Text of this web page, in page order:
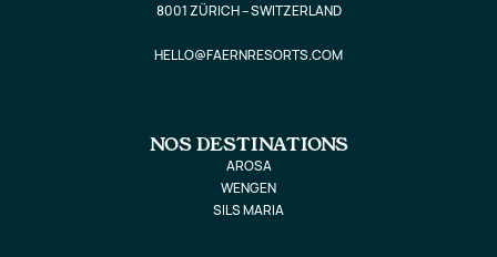
8001 ZÜRICH – SWITZERLAND
HELLO@FAERNRESORTS.COM
NOS DESTINATIONS
AROSA
WENGEN
SILS MARIA